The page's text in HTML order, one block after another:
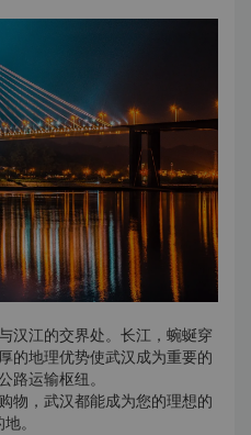
及表情。
故居
泽东喜欢停留的寓所，他于
20余次。故居前一片开阔的
鸟的好地方。
江大桥
横跨长江的双层大桥，
武昌）紧密联系在一起。在此
要花费一整天的时间。
上层为公路，双向四车道。
汉江的交界处。长江，蜿蜒穿
的地理优势使武汉成为重要的
路运输枢纽。
物，武汉都能成为您的理想的
。